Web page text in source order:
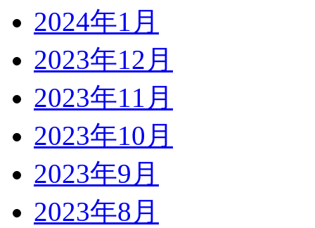
2024年1月
2023年12月
2023年11月
2023年10月
2023年9月
2023年8月